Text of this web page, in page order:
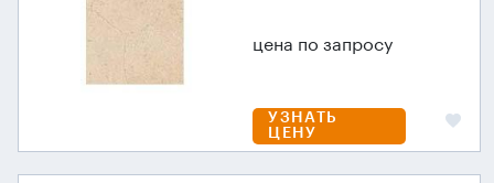
цена по запросу
УЗНАТЬ
ЦЕНУ